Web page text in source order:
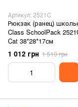
Артикул: 2521C
Рюкзак (ранец)
Class SchoolPack
Cat 38*28*17см
1 012 грн 1 510 грн